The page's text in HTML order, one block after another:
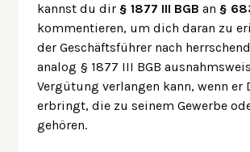
kannst du dir § 1877 III BGB an §
kommentieren, um dich daran zu
der Geschäftsführer nach
analog § 1877 III BGB
Vergütung verlangen kann, wenn er
erbringt, die zu seinem Gewerbe
gehören.